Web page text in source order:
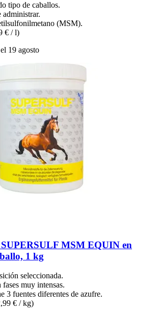
tipo de caballos.
administrar.
(MSM).
€ / l)
19 agosto
SUPERSULF MSM EQUIN en
1 kg
seleccionada.
fases muy intensas.
3 fuentes diferentes de azufre.
€ / kg)